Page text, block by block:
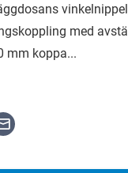
med
mm koppa...